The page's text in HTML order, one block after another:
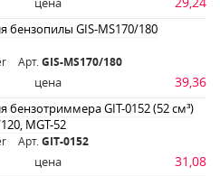
бензопилы GIS-MS170/180
Арт. GIS-MS170/180
цена 39,36
бензотриммера GIT-0152 (52 см³)
MGT-52
Арт. GIT-0152
цена 31,08